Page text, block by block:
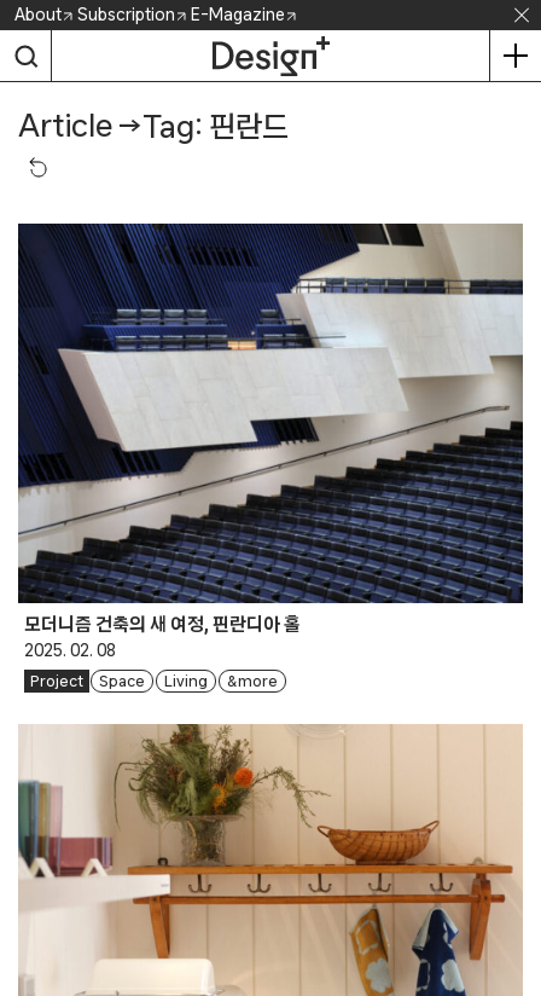
Skip
content
About Subscription E-Magazine
Article →Tag: 핀란드
모더니즘 건축의 새 여정, 핀란디아 홀
2025. 02. 08
Project Space Living & more